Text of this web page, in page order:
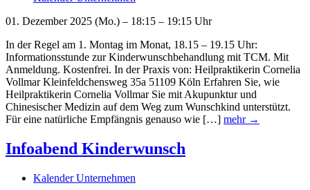
01. Dezember 2025 (Mo.) – 18:15 – 19:15 Uhr
In der Regel am 1. Montag im Monat, 18.15 – 19.15 Uhr:
Informationsstunde zur Kinderwunschbehandlung mit TCM. Mit
Anmeldung. Kostenfrei. In der Praxis von: Heilpraktikerin Cornelia
Vollmar Kleinfeldchensweg 35a 51109 Köln Erfahren Sie, wie
Heilpraktikerin Cornelia Vollmar Sie mit Akupunktur und
Chinesischer Medizin auf dem Weg zum Wunschkind unterstützt.
Für eine natürliche Empfängnis genauso wie […] mehr →
Infoabend Kinderwunsch
Kalender Unternehmen